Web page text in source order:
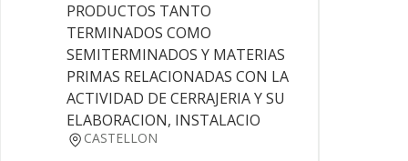
PRODUCTOS TANTO
TERMINADOS COMO
SEMITERMINADOS Y MATERIAS
PRIMAS RELACIONADAS CON LA
ACTIVIDAD DE CERRAJERIA Y SU
ELABORACION, INSTALACIO
CASTELLON